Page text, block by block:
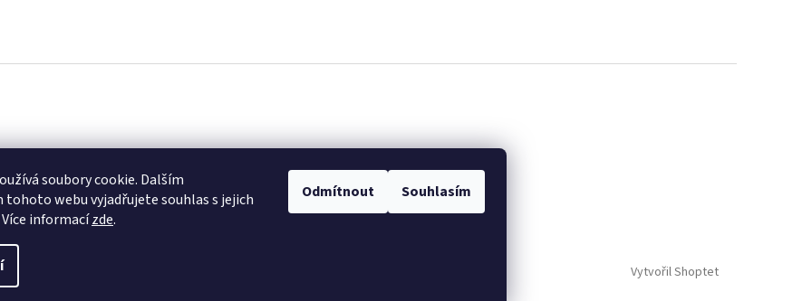
soubory cookie. Dalším
tohoto webu vyjadřujete souhlas s jejich
informacízde.
Odmítnout Souhlasím
Vytvořil Shoptet